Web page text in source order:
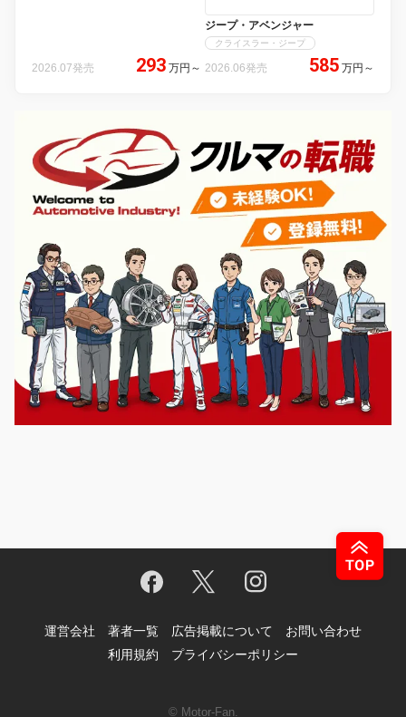
2026.07発売 293 万円 ～
ジープ・アベンジャー
クライスラー・ジープ
2026.06発売 585 万円 ～
運営会社 著者一覧 広告掲載について
お問い合わせ
利用規約
プライバシーポリシー
© Motor-Fan.